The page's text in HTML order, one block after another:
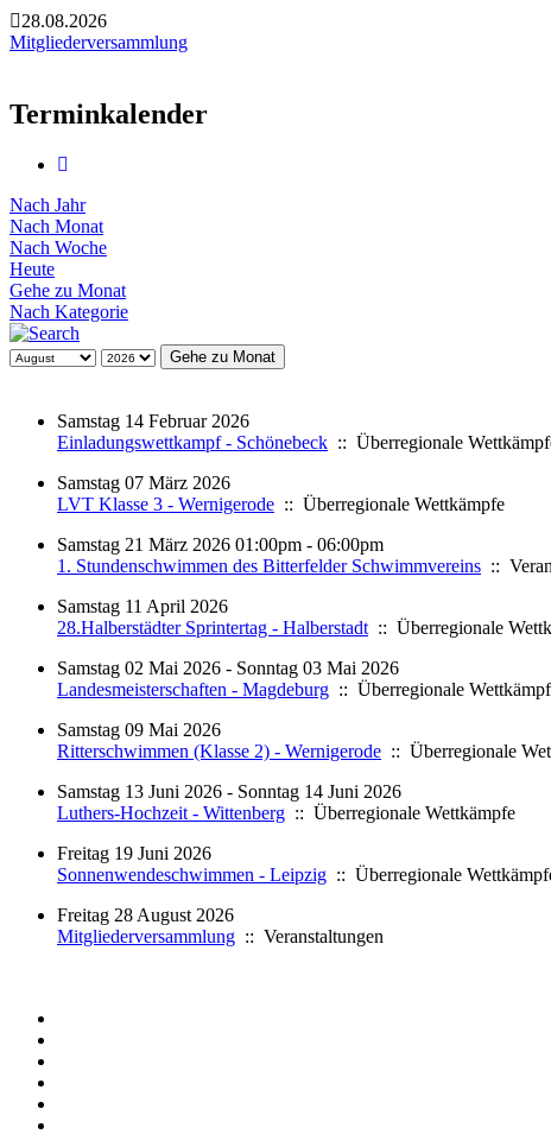
28.08.2026
Mitgliederversammlung
Terminkalender
Nach Jahr
Nach Monat
Nach Woche
Heute
Gehe zu Monat
Nach Kategorie
Gehe zu Monat
Samstag 14 Februar 2026
Einladungswettkampf - Schönebeck :: Überregionale
Samstag 07 März 2026
LVT Klasse 3 - Wernigerode :: Überregionale Wettkämpfe
Samstag 21 März 2026 01:00pm - 06:00pm
1. Stundenschwimmen des Bitterfelder Schwimmvereins ::
Samstag 11 April 2026
28.Halberstädter Sprintertag - Halberstadt :: Überregionale
Samstag 02 Mai 2026 - Sonntag 03 Mai 2026
Landesmeisterschaften - Magdeburg :: Überregionale
Samstag 09 Mai 2026
Ritterschwimmen (Klasse 2) - Wernigerode :: Überregionale
Samstag 13 Juni 2026 - Sonntag 14 Juni 2026
Luthers-Hochzeit - Wittenberg :: Überregionale Wettkämpfe
Freitag 19 Juni 2026
Sonnenwendeschwimmen - Leipzig :: Überregionale
Freitag 28 August 2026
Mitgliederversammlung :: Veranstaltungen